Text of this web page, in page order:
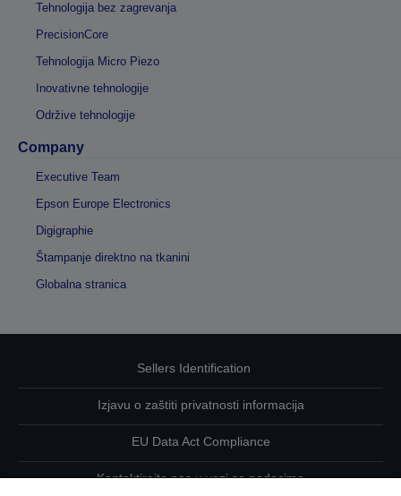
Tehnologija bez zagrevanja
PrecisionCore
Tehnologija Micro Piezo
Inovativne tehnologije
Održive tehnologije
Company
Executive Team
Epson Europe Electronics
Digigraphie
Štampanje direktno na tkanini
Globalna stranica
Sellers Identification
Izjavu o zaštiti privatnosti informacija
EU Data Act Compliance
Kontaktirajte nas u vezi sa podacima